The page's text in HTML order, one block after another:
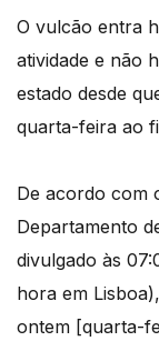
O vulcão entra
atividade e não
estado desde
quarta-feira ao
De acordo com
Departamento
divulgado às
hora em
ontem [quarta-